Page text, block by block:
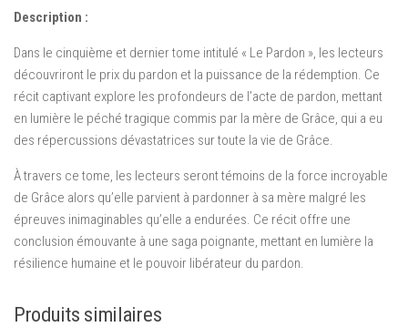
Description :
Dans le cinquième et dernier tome intitulé « Le Pardon », les lecteurs
découvriront le prix du pardon et la puissance de la rédemption. Ce
récit captivant explore les profondeurs de l’acte de pardon, mettant
en lumière le péché tragique commis par la mère de Grâce, qui a eu
des répercussions dévastatrices sur toute la vie de Grâce.
À travers ce tome, les lecteurs seront témoins de la force incroyable
de Grâce alors qu’elle parvient à pardonner à sa mère malgré les
épreuves inimaginables qu’elle a endurées. Ce récit offre une
conclusion émouvante à une saga poignante, mettant en lumière la
résilience humaine et le pouvoir libérateur du pardon.
Produits similaires